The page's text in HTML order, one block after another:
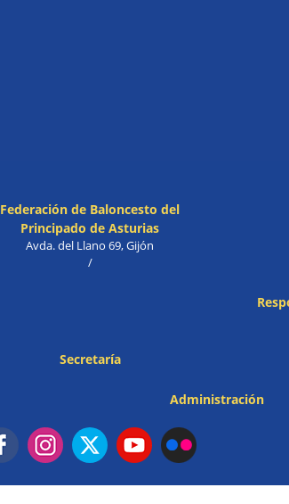
Federación de Baloncesto del
Principado de Asturias
Avda. del Llano 69, Gijón
/
Secretaría
Administración